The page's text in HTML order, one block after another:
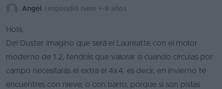
Angel respondió hace +-9 años
Hola,
Del Duster imagino que será el Laureatte con el motor
moderno de 1.2, tendrás que valorar si cuando circulas por
campo necesitarás el extra el 4x4, es decir, en invierno te
encuentres con nieve, o con barro, porque si son pistas